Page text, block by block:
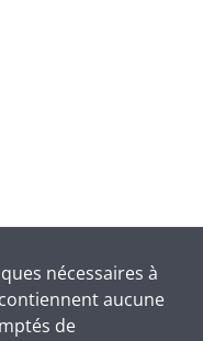
nécessaires à
aucune
de